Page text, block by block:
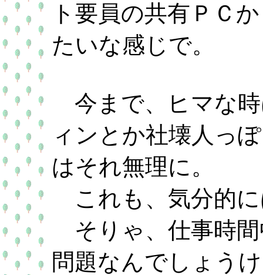
ト要員の共有ＰＣ
たいな感じで。
今まで、ヒマな
ィンとか社壊人っ
はそれ無理に。
これも、気分的
そりゃ、仕事時
問題なんでしょう